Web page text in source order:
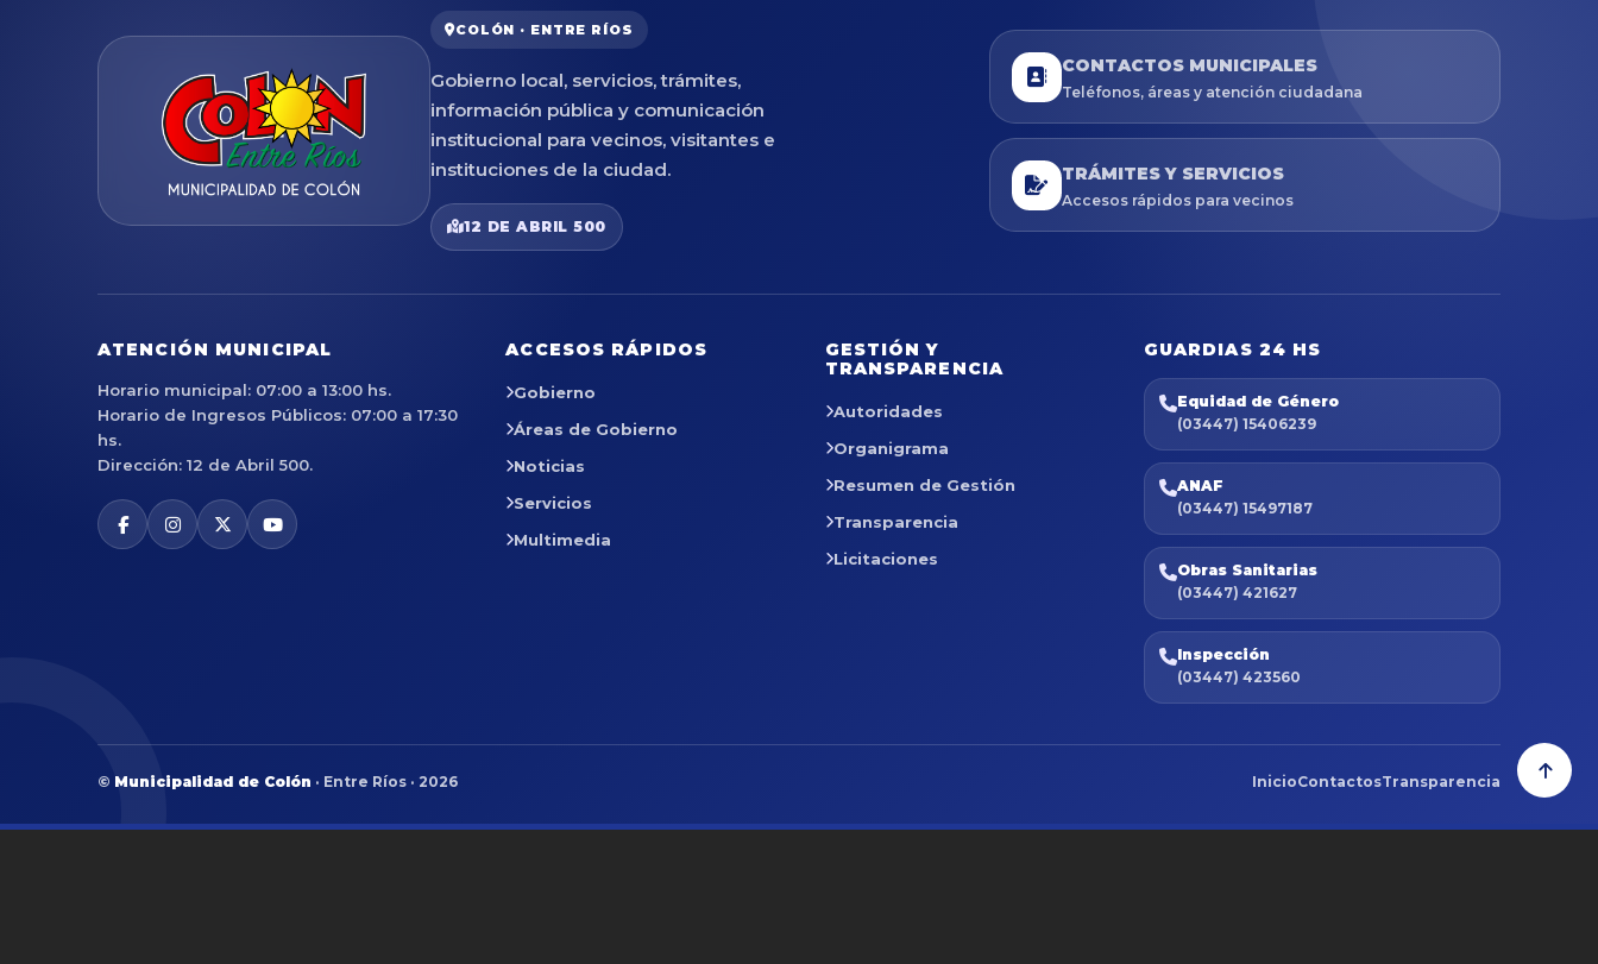
COLÓN · ENTRE RÍOS
Gobierno local, servicios, trámites,
información pública y comunicación
institucional para vecinos, visitantes e
instituciones de la ciudad.
12 DE ABRIL 500
CONTACTOS MUNICIPALES
Teléfonos, áreas y atención ciudadana
TRÁMITES Y SERVICIOS
Accesos rápidos para vecinos
ATENCIÓN MUNICIPAL
Horario municipal: 07:00 a 13:00 hs.
Horario de Ingresos Públicos: 07:00 a 17:30
hs.
Dirección: 12 de Abril 500.
ACCESOS RÁPIDOS
Gobierno
Áreas de Gobierno
Noticias
Servicios
Multimedia
GESTIÓN Y
TRANSPARENCIA
Autoridades
Organigrama
Resumen de Gestión
Transparencia
Licitaciones
GUARDIAS 24 HS
Equidad de Género
(03447) 15406239
ANAF
(03447) 15497187
Obras Sanitarias
(03447) 421627
Inspección
(03447) 423560
© Municipalidad de Colón · Entre Ríos · 2026 InicioContactosTransparencia